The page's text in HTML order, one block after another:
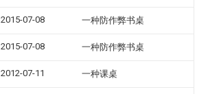
2015-07-08 一种防作弊书桌
2015-07-08 一种防作弊书桌
2012-07-11 一种课桌